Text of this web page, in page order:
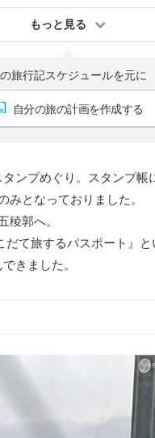
もっと見る
旅行記スケジュールを元に
自分の旅の計画を作成する
ンプめぐり。スタンプ帳
みとなっておりました。
稜郭へ。
だて旅するパスポート』
きました。